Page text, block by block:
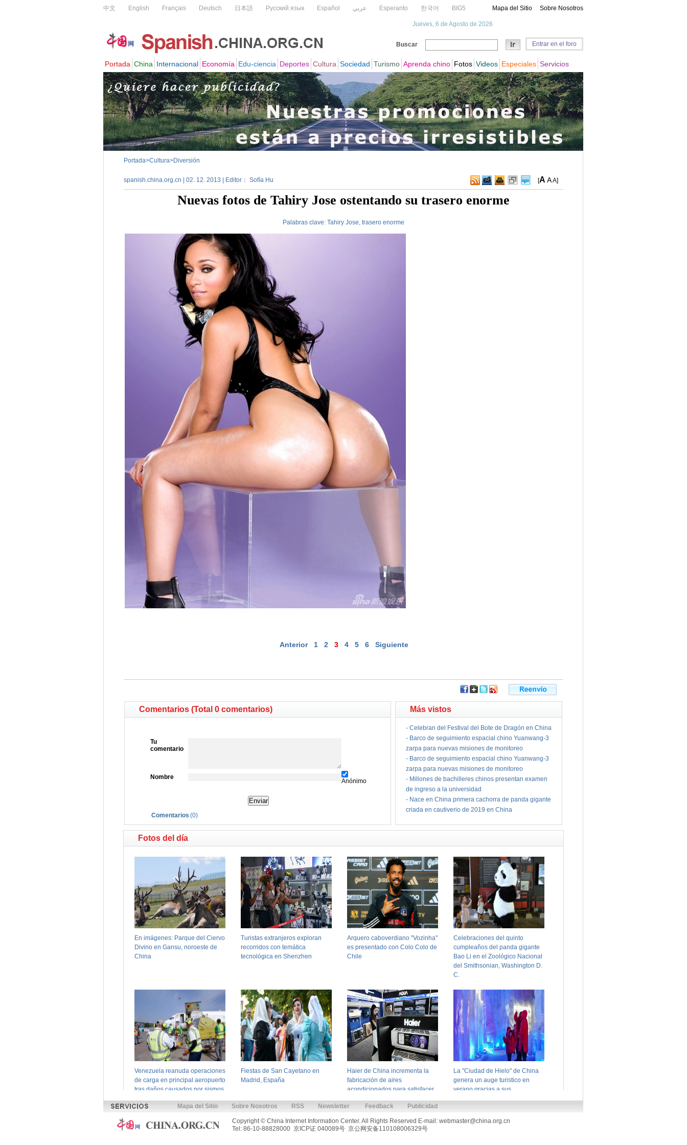
Portada>Cultura>Diversión
spanish.china.org.cn | 02. 12. 2013 | Editor： Sofía Hu [A AA]
Nuevas fotos de Tahiry Jose ostentando su trasero enorme
Palabras clave: Tahiry Jose, trasero enorme
Anterior 1 2 3 4 5 6 Siguiente
Comentarios (Total 0 comentarios)
Tu
comentario
Nombre
Anónimo
Comentarios (0)
Más vistos
- Celebran del Festival del Bote de Dragón en China
- Barco de seguimiento espacial chino Yuanwang-3
zarpa para nuevas misiones de monitoreo
- Barco de seguimiento espacial chino Yuanwang-3
zarpa para nuevas misiones de monitoreo
- Millones de bachilleres chinos presentan examen
de ingreso a la universidad
- Nace en China primera cachorra de panda gigante
criada en cautiverio de 2019 en China